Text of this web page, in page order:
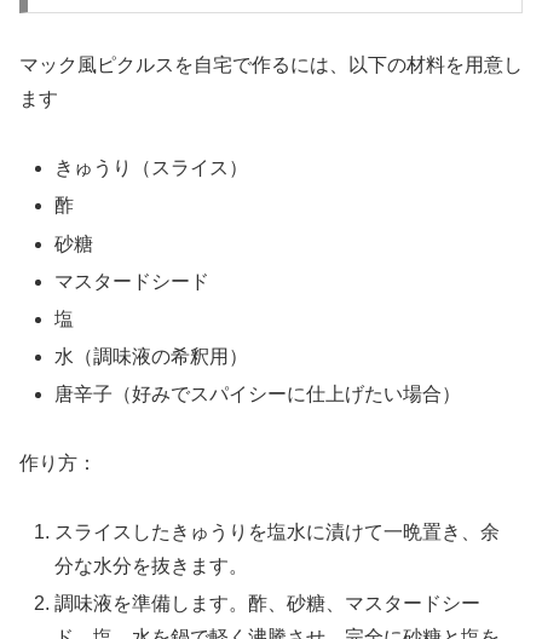
マック風ピクルスを自宅で作るには、以下の材料を用意し
ます
きゅうり（スライス）
酢
砂糖
マスタードシード
塩
水（調味液の希釈用）
唐辛子（好みでスパイシーに仕上げたい場合）
作り方：
スライスしたきゅうりを塩水に漬けて一晩置き、余
分な水分を抜きます。
調味液を準備します。酢、砂糖、マスタードシー